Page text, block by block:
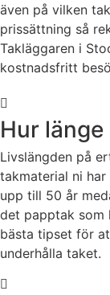
även på vilken
prissättning så
Takläggaren i
kostnadsfritt
Hur
Livslängden på
takmaterial ni
upp till 50 år
det papptak som
bästa tipset för
underhålla taket.